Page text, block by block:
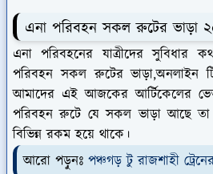
এনা পরিবহন সকল রুটের ভাড়া
এনা পরিবহনের যাত্রীদের সুবিধার
পরিবহন সকল রুটের ভাড়া,অনলাইন
আমাদের এই আজকের আর্টিকেলের
পরিবহন রুটে যে সকল ভাড়া আছে তা
বিভিন্ন রকম হয়ে থাকে।
আরো পড়ুনঃ পঞ্চগড় টু রাজশাহী